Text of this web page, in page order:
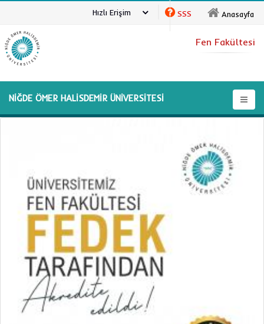
Anasayfa
SSS
Hızlı Erişim
NİĞDE ÖMER HALİSDEMİR ÜNİVERSİTESİ
Fen Fakültesi